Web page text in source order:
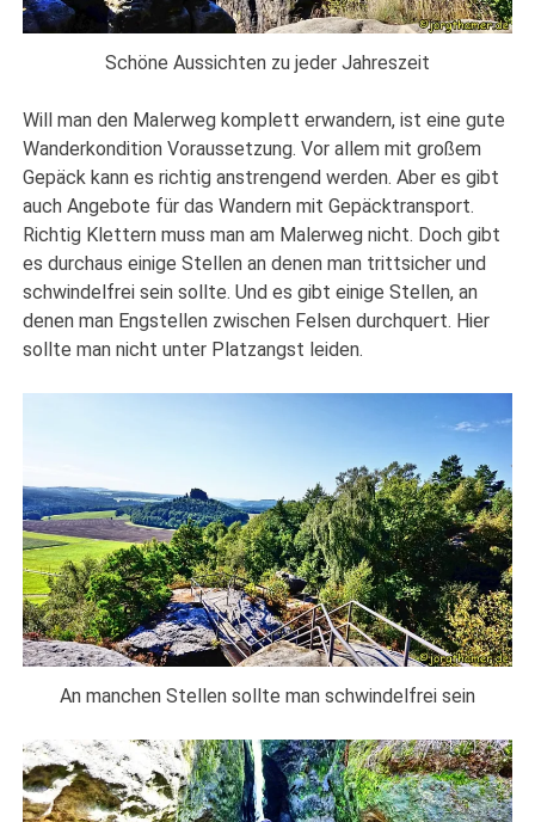
Schöne Aussichten zu jeder Jahreszeit
Will man den Malerweg komplett erwandern, ist eine gute
Wanderkondition Voraussetzung. Vor allem mit großem
Gepäck kann es richtig anstrengend werden. Aber es gibt
auch Angebote für das Wandern mit Gepäcktransport.
Richtig Klettern muss man am Malerweg nicht. Doch gibt
es durchaus einige Stellen an denen man trittsicher und
schwindelfrei sein sollte. Und es gibt einige Stellen, an
denen man Engstellen zwischen Felsen durchquert. Hier
sollte man nicht unter Platzangst leiden.
An manchen Stellen sollte man schwindelfrei sein